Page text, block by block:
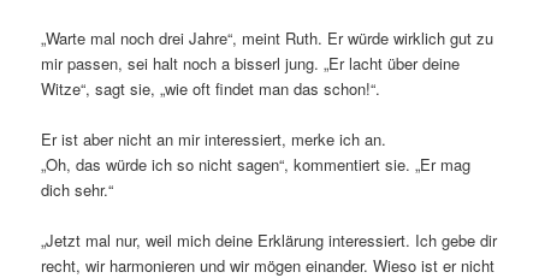
„Warte mal noch drei Jahre“, meint Ruth. Er würde wirklich gut zu
mir passen, sei halt noch a bisserl jung. „Er lacht über deine
Witze“, sagt sie, „wie oft findet man das schon!“.
Er ist aber nicht an mir interessiert, merke ich an.
„Oh, das würde ich so nicht sagen“, kommentiert sie. „Er mag
dich sehr.“
„Jetzt mal nur, weil mich deine Erklärung interessiert. Ich gebe dir
recht, wir harmonieren und wir mögen einander. Wieso ist er nicht